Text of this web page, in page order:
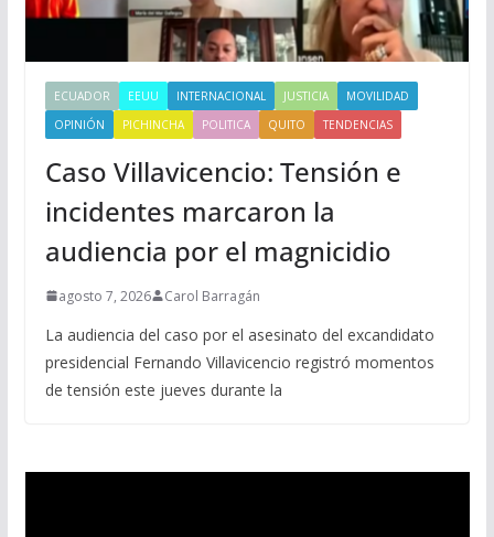
ECUADOR EEUU INTERNACIONAL JUSTICIA
MOVILIDAD
OPINIÓN
PICHINCHA POLITICA QUITO TENDENCIAS
Caso Villavicencio: Tensión e
incidentes marcaron la
audiencia por el magnicidio
agosto 7, 2026 Carol Barragán
La audiencia del caso por el asesinato del excandidato
presidencial Fernando Villavicencio registró momentos
de tensión este jueves durante la